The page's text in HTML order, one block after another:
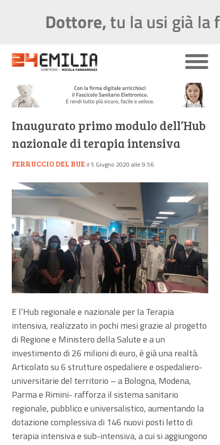
Inaugurato primo modulo dell’Hub
nazionale di terapia intensiva
FERRUCCIO DEL BUE il 5 Giugno 2020 alle 9:56
E l’Hub regionale e nazionale per la Terapia
intensiva, realizzato in pochi mesi grazie al progetto
di Regione e Ministero della Salute e a un
investimento di 26 milioni di euro, è già una realtà.
Articolato su 6 strutture ospedaliere e ospedaliero-
universitarie del territorio – a Bologna, Modena,
Parma e Rimini- rafforza il sistema sanitario
regionale, pubblico e universalistico, aumentando la
dotazione complessiva di 146 nuovi posti letto di
terapia intensiva e sub-intensiva, a cui si aggiungono